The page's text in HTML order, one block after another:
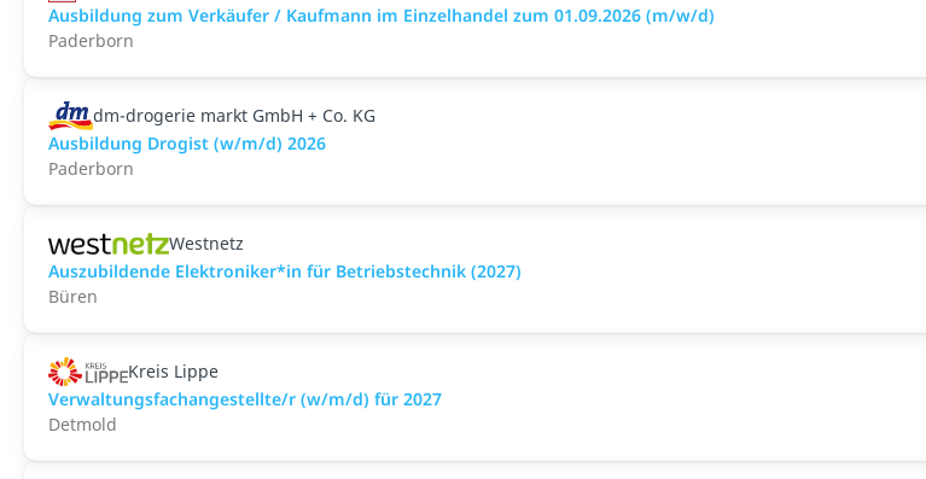
Ausbildung zum Verkäufer / Kaufmann im Einzelhandel zum 01.09.2026 (m/w/d)
Paderborn
dm-drogerie markt GmbH + Co. KG
Ausbildung Drogist (w/m/d) 2026
Paderborn
Westnetz
Auszubildende Elektroniker*in für Betriebstechnik (2027)
Büren
Kreis Lippe
Verwaltungsfachangestellte/r (w/m/d) für 2027
Detmold